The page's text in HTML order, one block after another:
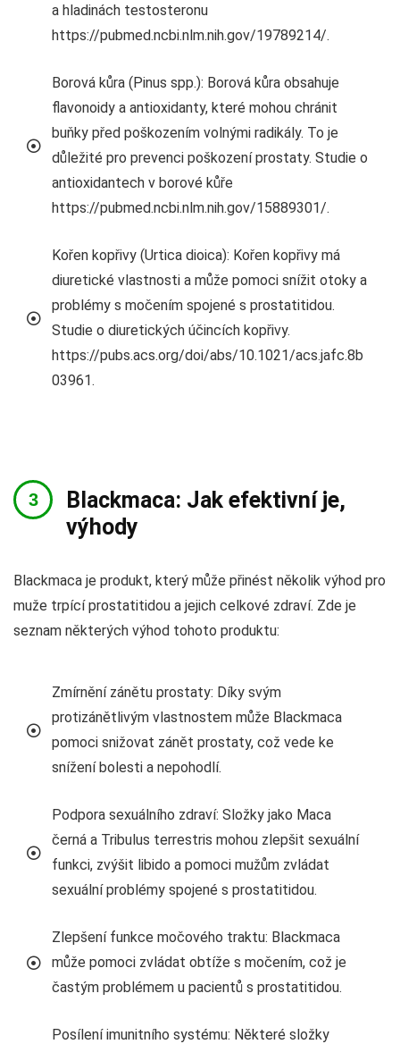
a hladinách testosteronu
https://pubmed.ncbi.nlm.nih.gov/19789214/.
Borová kůra (Pinus spp.): Borová kůra obsahuje
flavonoidy a antioxidanty, které mohou chránit
buňky před poškozením volnými radikály. To je
důležité pro prevenci poškození prostaty. Studie o
antioxidantech v borové kůře
https://pubmed.ncbi.nlm.nih.gov/15889301/.
Kořen kopřivy (Urtica dioica): Kořen kopřivy má
diuretické vlastnosti a může pomoci snížit otoky a
problémy s močením spojené s prostatitidou.
Studie o diuretických účincích kopřivy.
https://pubs.acs.org/doi/abs/10.1021/acs.jafc.8b
03961.
Blackmaca: Jak efektivní je,
výhody
Blackmaca je produkt, který může přinést několik výhod pro
muže trpící prostatitidou a jejich celkové zdraví. Zde je
seznam některých výhod tohoto produktu:
Zmírnění zánětu prostaty: Díky svým
protizánětlivým vlastnostem může Blackmaca
pomoci snižovat zánět prostaty, což vede ke
snížení bolesti a nepohodlí.
Podpora sexuálního zdraví: Složky jako Maca
černá a Tribulus terrestris mohou zlepšit sexuální
funkci, zvýšit libido a pomoci mužům zvládat
sexuální problémy spojené s prostatitidou.
Zlepšení funkce močového traktu: Blackmaca
může pomoci zvládat obtíže s močením, což je
častým problémem u pacientů s prostatitidou.
Posílení imunitního systému: Některé složky